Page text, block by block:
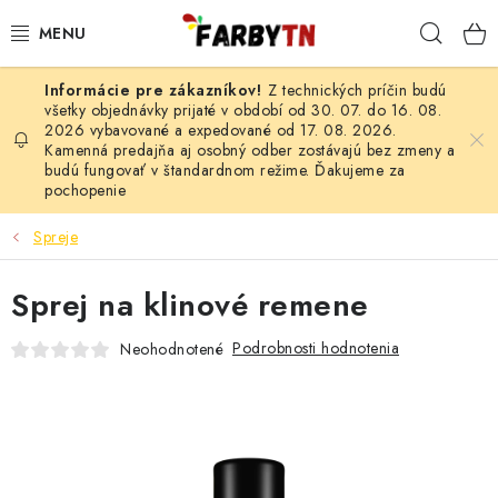
na
FARBY A LAKY
STAVEBNÁ CHÉMIA
MALIARSKE POTREBY
NÁRADIE
Z technických príčin budú
všetky objednávky prijaté v období od 30. 07. do 16. 08.
2026 vybavované a expedované od 17. 08. 2026.
Kamenná predajňa aj osobný odber zostávajú bez zmeny a
budú fungovať v štandardnom režime. Ďakujeme za
pochopenie
Spreje
Sprej na klinové remene
Neohodnotené Podrobnosti hodnotenia